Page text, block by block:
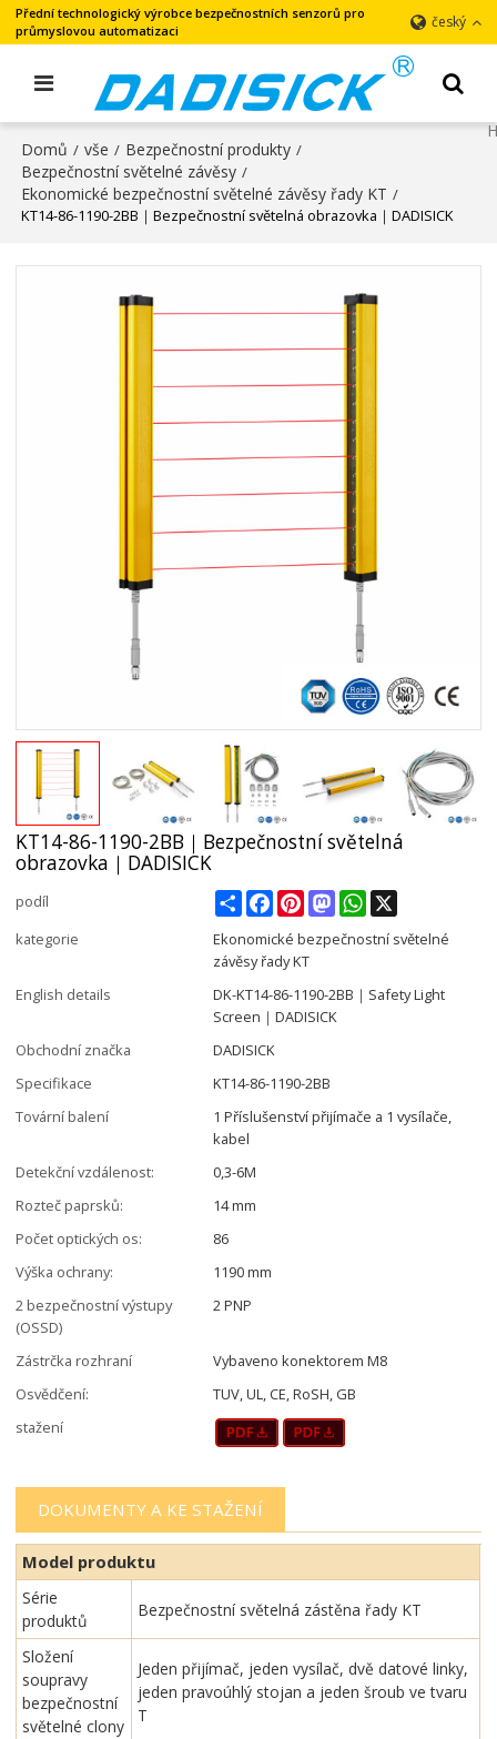
Přední technologický výrobce bezpečnostních senzorů pro
průmyslovou automatizaci
český
Domů / vše / Bezpečnostní produkty /
Bezpečnostní světelné závěsy /
Ekonomické bezpečnostní světelné závěsy řady KT /
KT14-86-1190-2BB｜Bezpečnostní světelná obrazovka｜DADISICK
KT14-86-1190-2BB｜Bezpečnostní světelná
obrazovka｜DADISICK
podíl ShareFacebookPinterestMastodonWhatsApp
kategorie
Ekonomické bezpečnostní světelné
závěsy řady KT
English details
DK-KT14-86-1190-2BB｜Safety Light
Screen｜DADISICK
Obchodní značka
DADISICK
Specifikace
KT14-86-1190-2BB
Tovární balení
1 Příslušenství přijímače a 1 vysílače,
kabel
Detekční vzdálenost:
0,3-6M
Rozteč paprsků:
14 mm
Počet optických os:
86
Výška ochrany:
1190 mm
2 bezpečnostní výstupy
(OSSD)
2 PNP
Zástrčka rozhraní
Vybaveno konektorem M8
Osvědčení:
TUV, UL, CE, RoSH, GB
stažení
DOKUMENTY A KE STAŽENÍ
Model produktu
Série
produktů
Bezpečnostní světelná zástěna řady KT
Složení
soupravy
bezpečnostní
světelné clony
Jeden přijímač, jeden vysílač, dvě datové linky,
jeden pravoúhlý stojan a jeden šroub ve tvaru
T